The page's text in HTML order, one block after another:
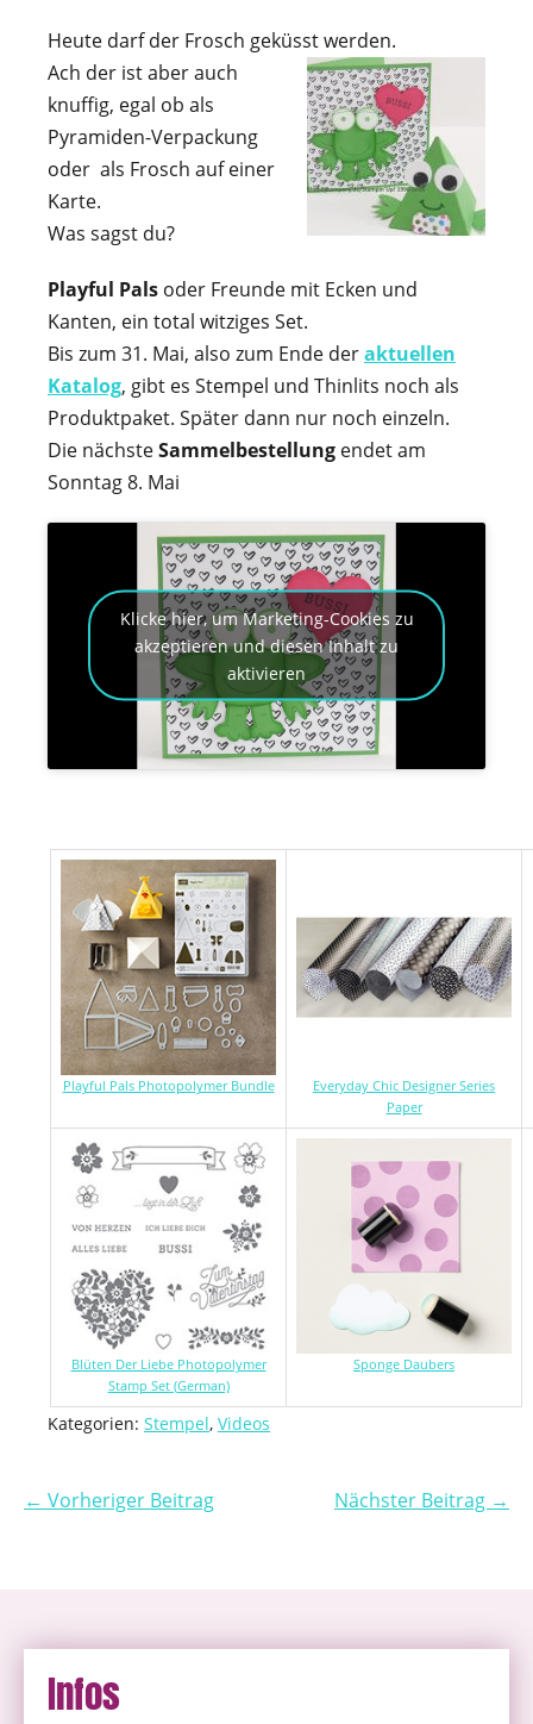
Heute darf der Frosch geküsst werden.
Ach der ist aber auch
knuffig, egal ob als
Pyramiden-Verpackung
oder als Frosch auf einer
Karte.
Was sagst du?
Playful Pals oder Freunde mit Ecken und
Kanten, ein total witziges Set.
Bis zum 31. Mai, also zum Ende deraktuellen
Katalog, gibt es Stempel und Thinlits noch als
Produktpaket. Später dann nur noch einzeln.
Die nächsteSammelbestellung endet am
Sonntag 8. Mai
Klicke hier, um Marketing-Cookies zu
akzeptieren und diesen Inhalt zu
aktivieren
Playful Pals Photopolymer Bundle
Everyday Chic Designer Series
Paper
Blüten Der Liebe Photopolymer
Stamp Set (German)
Sponge Daubers
Kategorien: Stempel, Videos
← Vorheriger Beitrag Nächster Beitrag →
Infos